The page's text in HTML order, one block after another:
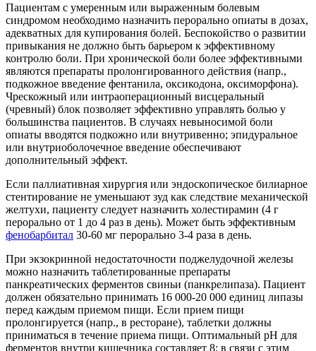
Пациентам с умеренным или выраженным болевым
синдромом необходимо назначить перорально опиаты в дозах,
адекватных для купирования болей. Беспокойство о развитии
привыкания не должно быть барьером к эффективному
контролю боли. При хронической боли более эффективными
являются препараты пролонгированного действия (напр.,
подкожное введение фентанила, оксикодона, оксиморфона).
Чрескожный или интраоперационный висцеральный
(чревный) блок позволяет эффективно управлять болью у
большинства пациентов. В случаях невыносимой боли
опиаты вводятся подкожно или внутривенно; эпидуральное
или внутриоболочечное введение обеспечивают
дополнительный эффект.
Если паллиативная хирургия или эндоскопическое билиарное
стентирование не уменьшают зуд как следствие механической
желтухи, пациенту следует назначить холестирамин (4 г
перорально от 1 до 4 раз в день). Может быть эффективным
фенобарбитал 30-60 мг перорально 3-4 раза в день.
При экзокринной недостаточности поджелудочной железы
можно назначить таблетированные препараты
панкреатических ферментов свиньи (панкрелипаза). Пациент
должен обязательно принимать 16 000-20 000 единиц липазы
перед каждым приемом пищи. Если прием пищи
пролонгируется (напр., в ресторане), таблетки должны
приниматься в течение приема пищи. Оптимальный рН для
ферментов внутри кишечника составляет 8; в связи с этим